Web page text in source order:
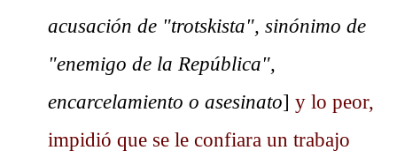
acusación de "trotskista", sinónimo de
"enemigo de la República",
encarcelamiento o asesinato] y lo peor,
impidió que se le confiara un trabajo